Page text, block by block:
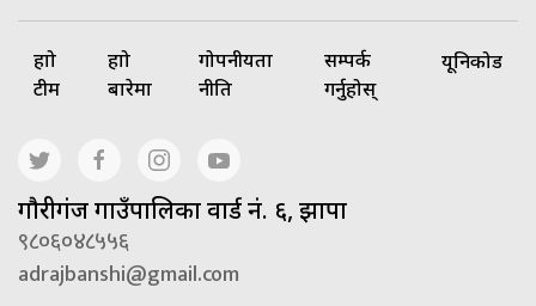
हाम्रो
टीम
हाम्रो
बारेमा
गोपनीयता
नीति
सम्पर्क
गर्नुहोस्
यूनिकोड
गाैरीगंज गाउँपालिका वार्ड नं. ६, झापा
९८०६०४८५५६
adrajbanshi@gmail.com